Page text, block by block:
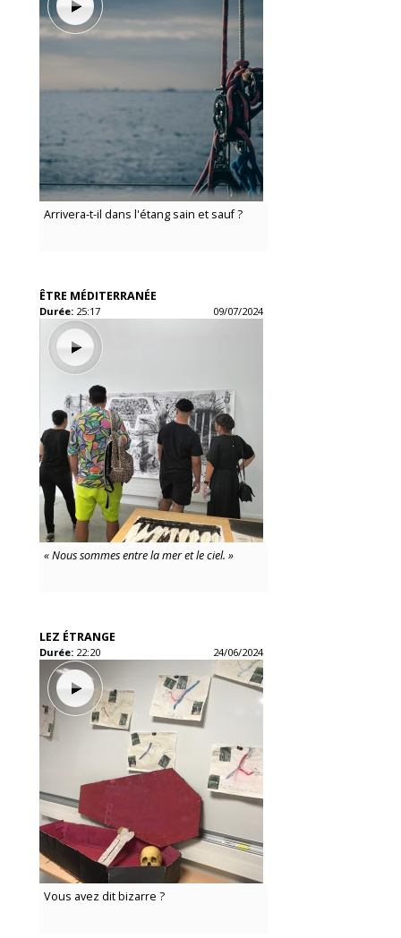
Arrivera-t-il dans l'étang sain et sauf ?
ÊTRE MÉDITERRANÉE
Durée: 25:17 09/07/2024
« Nous sommes entre la mer et le ciel. »
LEZ ÉTRANGE
Durée: 22:20 24/06/2024
Vous avez dit bizarre ?